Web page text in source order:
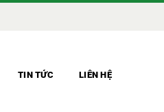
TIN TỨC LIÊN HỆ